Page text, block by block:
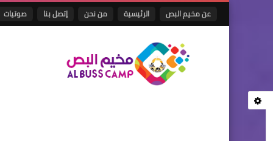
عن مخيم البص الرئيسية من نحن إتصل بنا صوتيات